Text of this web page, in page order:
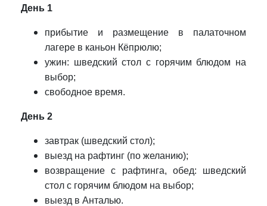
День 1
прибытие и размещение в палаточном
лагере в каньон Кёпрюлю;
ужин: шведский стол с горячим блюдом на
выбор;
свободное время.
День 2
завтрак (шведский стол);
выезд на рафтинг (по желанию);
возвращение с рафтинга, обед: шведский
стол с горячим блюдом на выбор;
выезд в Анталью.